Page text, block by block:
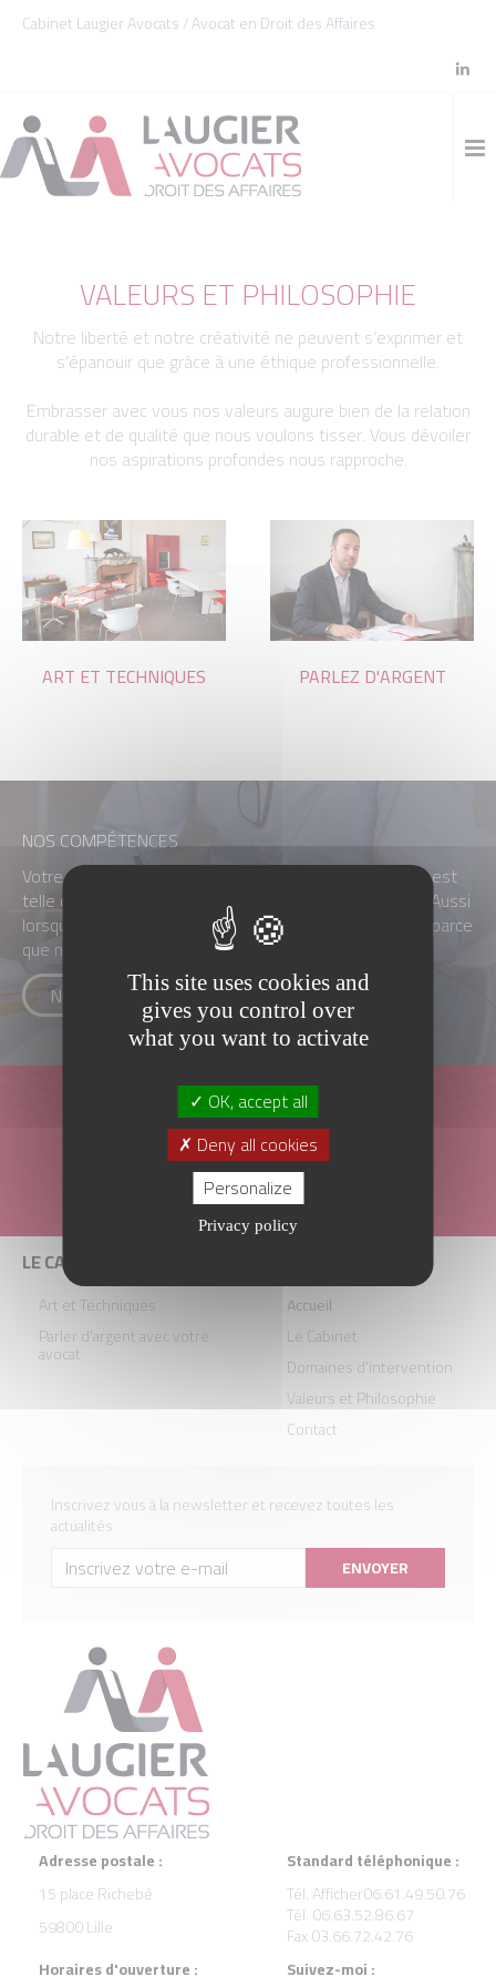
Cabinet Laugier Avocats / Avocat en Droit des Affaires
VALEURS ET PHILOSOPHIE
Notre liberté et notre créativité ne peuvent s’exprimer et
s’épanouir que grâce à une éthique professionnelle.
Embrasser avec vous nos valeurs augure bien de la relation
durable et de qualité que nous voulons tisser. Vous dévoiler
nos aspirations profondes nous rapproche.
ART ET TECHNIQUES PARLEZ D'ARGENT
NOS COMPÉTENCES
Votre avocat ne sait pas tout faire. L’évolution du droit est
telle que la spécialisation est devenue incontournable. Aussi
lorsque nous accepterons de vous accompagner, c’est parce
que nous saurons bien agir pour votre dossier.
NOS COMPÉTENCES
CONTACTEZ - NOUS
LE CABINET
Art et Techniques
Parler d'argent avec votre
avocat
Accueil
Le Cabinet
Domaines d'intervention
Valeurs et Philosophie
Contact
Inscrivez vous à la newsletter et recevez toutes les
actualités
Adresse postale :
15 place Richebé
59800 Lille
Standard téléphonique :
Tél.Afficher06.61.49.50.76
Tél. 06.63.52.86.67
Fax 03.66.72.42.76
Horaires d'ouverture :
Suivez-moi :
Cookies management panel
This site uses cookies and
gives you control over
what you want to activate
OK, accept all
Deny all cookies
Personalize
Privacy policy